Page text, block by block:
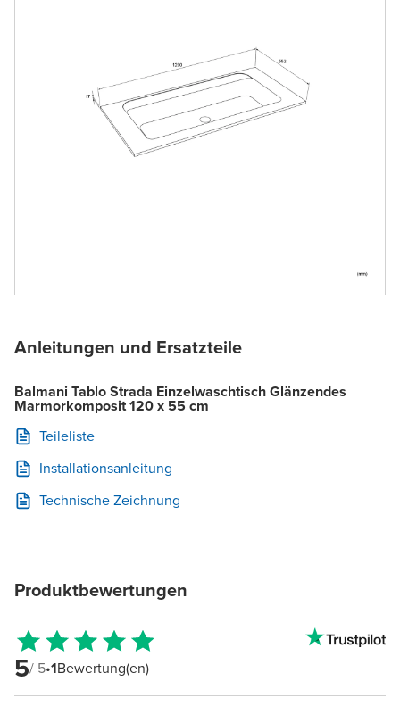
Anleitungen und Ersatzteile
Balmani Tablo Strada Einzelwaschtisch Glänzendes
Marmorkomposit 120 x 55 cm
Teileliste
Installationsanleitung
Technische Zeichnung
Produktbewertungen
5/ 5•1Bewertung(en)